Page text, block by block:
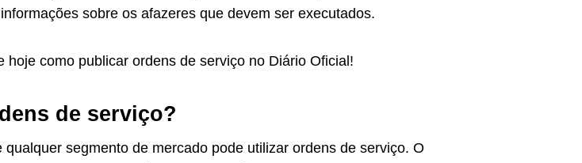
sobre os afazeres que devem ser executados.
hoje como publicar ordens de serviço no Diário Oficial!
de serviço?
qualquer segmento de mercado pode utilizar ordens de serviço. O